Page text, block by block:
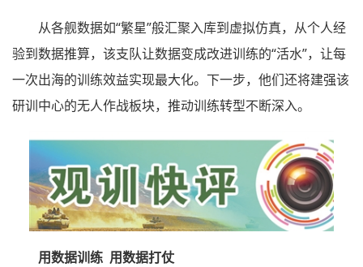
从各舰数据如“繁星”般汇聚入库到虚拟仿真，从个人经
验到数据推算，该支队让数据变成改进训练的“活水”，让每
一次出海的训练效益实现最大化。下一步，他们还将建强该
研训中心的无人作战板块，推动训练转型不断深入。
用数据训练 用数据打仗